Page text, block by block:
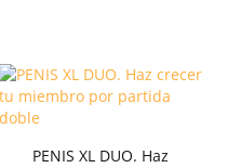
PENIS XL DUO. Haz